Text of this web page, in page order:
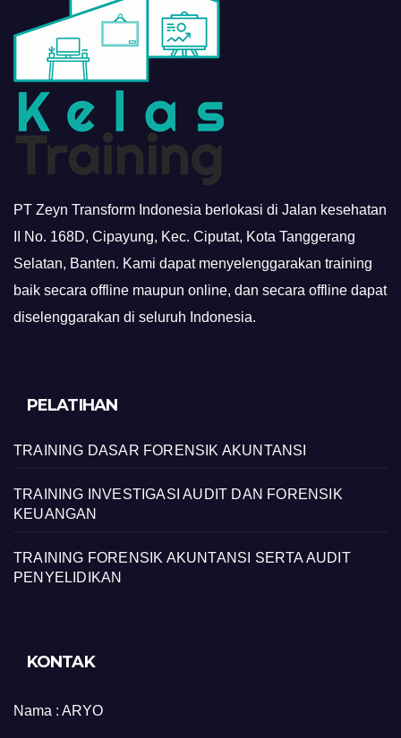
PT Zeyn Transform Indonesia berlokasi di Jalan kesehatan
II No. 168D, Cipayung, Kec. Ciputat, Kota Tanggerang
Selatan, Banten. Kami dapat menyelenggarakan training
baik secara offline maupun online, dan secara offline dapat
diselenggarakan di seluruh Indonesia.
PELATIHAN
TRAINING DASAR FORENSIK AKUNTANSI
TRAINING INVESTIGASI AUDIT DAN FORENSIK
KEUANGAN
TRAINING FORENSIK AKUNTANSI SERTA AUDIT
PENYELIDIKAN
KONTAK
Nama : ARYO